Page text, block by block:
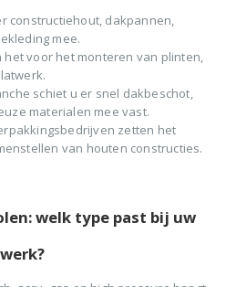
constructiehout, dakpannen,
mee.
voor het monteren van plinten,
schiet u er snel dakbeschot,
materialen mee vast.
zetten het
van houten constructies.
welk type past bij uw
werk?